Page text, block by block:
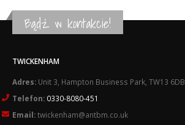
Bądź w kontakcie!
TWICKENHAM
Adres: Unit 3, Hampton Business Park, TW13 6DB
Telefon: 0330-8080-451
Email:twickenham@antbm.co.uk